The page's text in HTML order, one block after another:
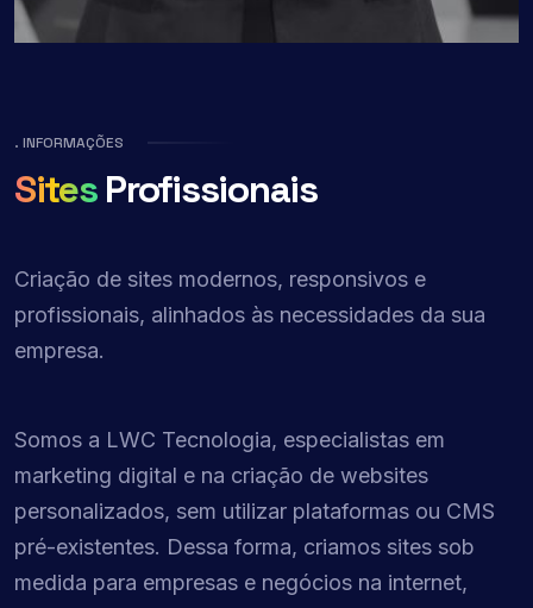
. INFORMAÇÕES
SitesProfissionais
Criação de sites modernos, responsivos e
profissionais, alinhados às necessidades da sua
empresa.
Somos a LWC Tecnologia, especialistas em
marketing digital e na criação de websites
personalizados, sem utilizar plataformas ou CMS
pré-existentes. Dessa forma, criamos sites sob
medida para empresas e negócios na internet,